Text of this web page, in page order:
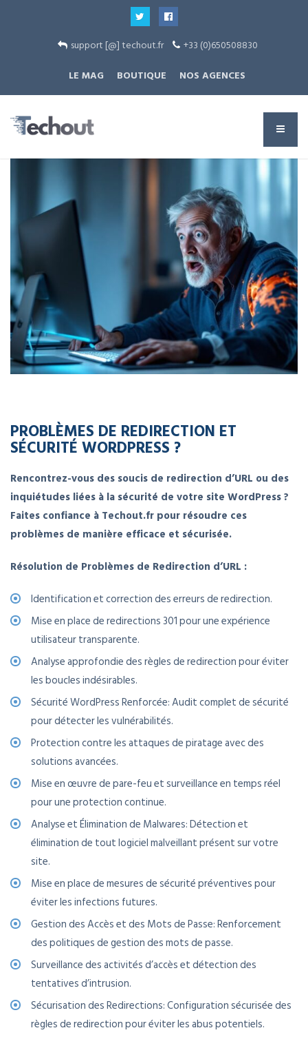
support [@] techout.fr
+33 (0)650508830
LE MAG
BOUTIQUE NOS AGENCES
PROBLÈMES DE REDIRECTION ET
SÉCURITÉ WORDPRESS ?
Rencontrez-vous des soucis de redirection d’URL ou des
inquiétudes liées à la sécurité de votre site WordPress ?
Faites confiance à Techout.fr pour résoudre ces
problèmes de manière efficace et sécurisée.
Résolution de Problèmes de Redirection d’URL :
Identification et correction des erreurs de redirection.
Mise en place de redirections 301 pour une expérience
utilisateur transparente.
Analyse approfondie des règles de redirection pour éviter
les boucles indésirables.
Sécurité WordPress Renforcée: Audit complet de sécurité
pour détecter les vulnérabilités.
Protection contre les attaques de piratage avec des
solutions avancées.
Mise en œuvre de pare-feu et surveillance en temps réel
pour une protection continue.
Analyse et Élimination de Malwares: Détection et
élimination de tout logiciel malveillant présent sur votre
site.
Mise en place de mesures de sécurité préventives pour
éviter les infections futures.
Gestion des Accès et des Mots de Passe: Renforcement
des politiques de gestion des mots de passe.
Surveillance des activités d’accès et détection des
tentatives d’intrusion.
Sécurisation des Redirections: Configuration sécurisée des
règles de redirection pour éviter les abus potentiels.